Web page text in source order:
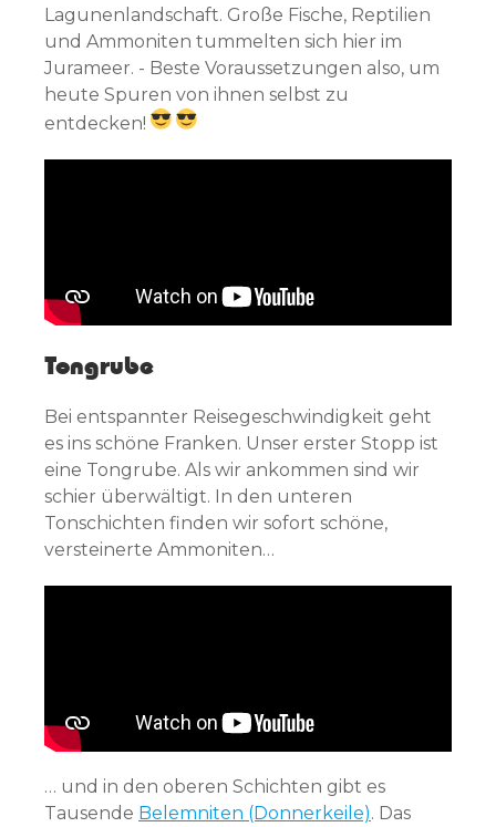
Lagunenlandschaft. Große Fische, Reptilien
und Ammoniten tummelten sich hier im
Jurameer. - Beste Voraussetzungen also, um
heute Spuren von ihnen selbst zu
entdecken!
Tongrube
Bei entspannter Reisegeschwindigkeit geht
es ins schöne Franken. Unser erster Stopp ist
eine Tongrube. Als wir ankommen sind wir
schier überwältigt. In den unteren
Tonschichten finden wir sofort schöne,
versteinerte Ammoniten…
… und in den oberen Schichten gibt es
Tausende Belemniten (Donnerkeile). Das